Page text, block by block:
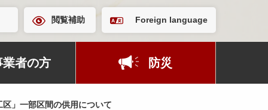
閲覧補助 Foreign language
業者の方 防災
」一部区間の供用について